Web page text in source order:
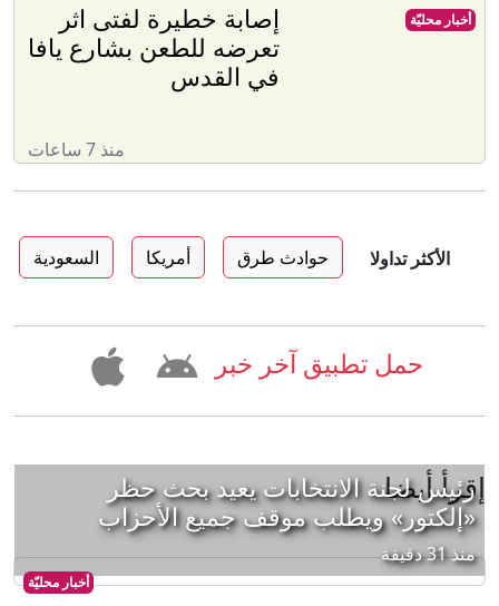
إصابة خطيرة لفتى اثر
تعرضه للطعن بشارع يافا
في القدس
منذ 7 ساعات
أخبار محليّة
الأكثر تداولا حوادث طرق أمريكا السعودية
حمل تطبيق آخر خبر
إقرأ أيضا
أخبار محليّة
رئيس لجنة الانتخابات يعيد بحث حظر
«إلكتور» ويطلب موقف جميع الأحزاب
منذ 31 دقيقة